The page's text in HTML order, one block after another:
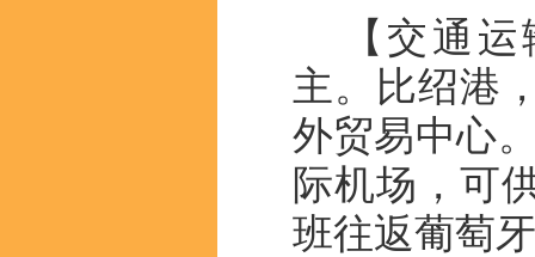
【交通
主。比绍港
外贸易中心
际机场，可
班往返葡萄